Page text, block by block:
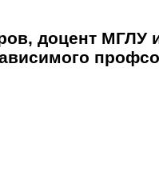
доцент МГЛУ